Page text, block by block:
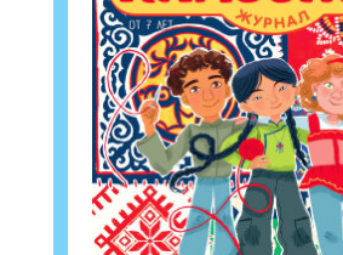
Подпишись на рассылку
Получи электронный
подарок!